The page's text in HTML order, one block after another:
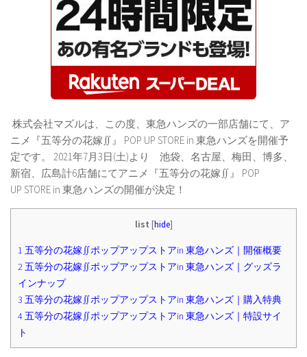
株式会社マズルは、この度、東急ハンズの一部店舗にて、ア
ニメ『五等分の花嫁∬』 POP UP STORE in 東急ハンズを開催予
定です。 2021年7月3日(土)より 池袋、名古屋、梅田、博多、
新宿、広島計6店舗にてアニメ『五等分の花嫁∬』 POP
UP STORE in 東急ハンズの開催が決定！
list [hide]
1 五等分の花嫁∬ポップアップストアin 東急ハンズ｜開催概要
2五等分の花嫁∬ポップアップストアin 東急ハンズ｜グッズラ
インナップ
3 五等分の花嫁∬ポップアップストアin 東急ハンズ｜購入特典
4五等分の花嫁∬ポップアップストアin 東急ハンズ｜特設サイ
ト